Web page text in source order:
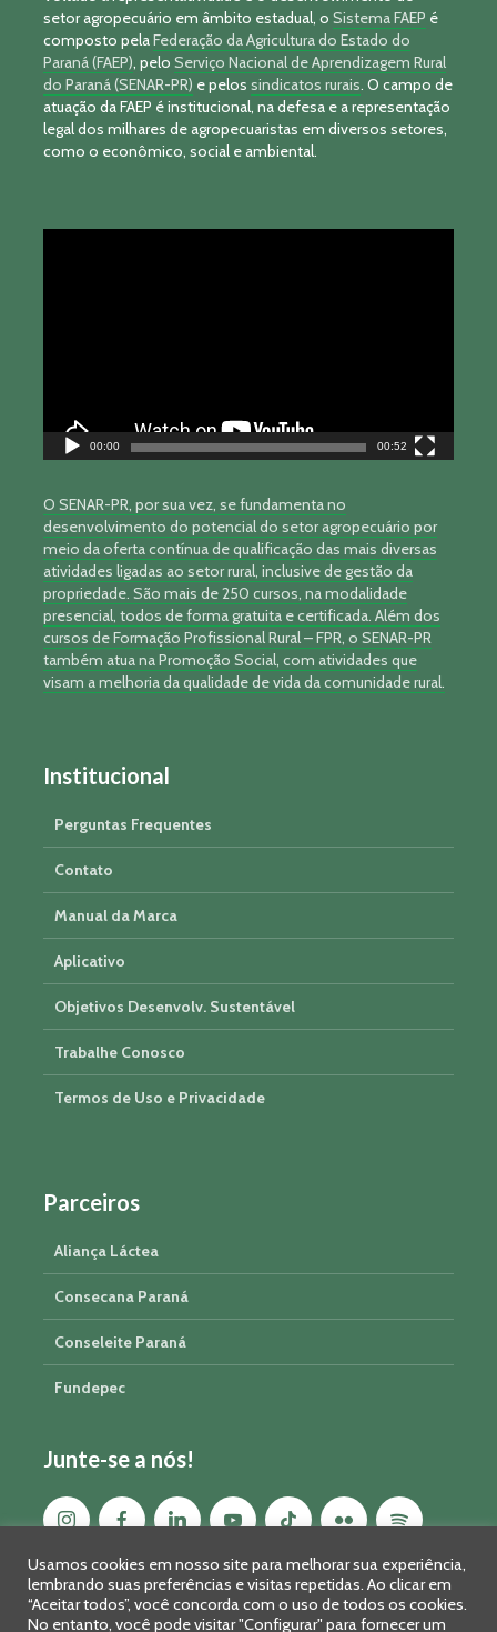
setor agropecuário em âmbito estadual, o Sistema FAEP é
composto pelaFederação da Agricultura do Estado do
Paraná (FAEP) , pelo Serviço Nacional de Aprendizagem Rural
do Paraná (SENAR-PR) e pelos sindicatos rurais . O campo de
atuação da FAEP é institucional, na defesa e a representação
legal dos milhares de agropecuaristas em diversos setores,
como o econômico, social e ambiental.
00:00 00:52
O SENAR-PR, por sua vez, se fundamenta no
desenvolvimento do potencial do setor agropecuário por
meio da oferta contínua de qualificação das mais diversas
atividades ligadas ao setor rural, inclusive de gestão da
propriedade. São mais de 250 cursos, na modalidade
presencial, todos de forma gratuita e certificada. Além dos
cursos de Formação Profissional Rural – FPR, o SENAR-PR
também atua na Promoção Social, com atividades que
visam a melhoria da qualidade de vida da comunidade rural.
Institucional
Perguntas Frequentes
Contato
Manual da Marca
Aplicativo
Objetivos Desenvolv. Sustentável
Trabalhe Conosco
Termos de Uso e Privacidade
Parceiros
Aliança Láctea
Consecana Paraná
Conseleite Paraná
Fundepec
Junte-se a nós!
Usamos cookies em nosso site para melhorar sua experiência,
lembrando suas preferências e visitas repetidas. Ao clicar em
“Aceitar todos”, você concorda com o uso de todos os cookies.
No entanto, você pode visitar "Configurar" para fornecer um